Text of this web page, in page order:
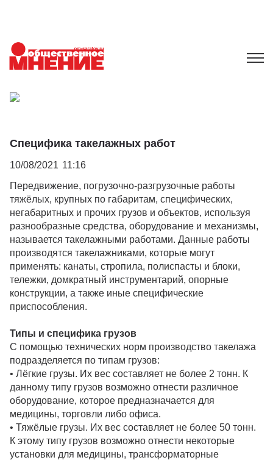
Специфика такелажных работ
10/08/2021 11:16
Передвижение, погрузочно-разгрузочные работы
тяжёлых, крупных по габаритам, специфических,
негабаритных и прочих грузов и объектов, используя
разнообразные средства, оборудование и механизмы,
называется такелажными работами. Данные работы
производятся такелажниками, которые могут
применять: канаты, стропила, полиспасты и блоки,
тележки, домкратный инструментарий, опорные
конструкции, а также иные специфические
приспособления.
Типы и специфика грузов
С помощью технических норм производство такелажа
подразделяется по типам грузов:
• Лёгкие грузы. Их вес составляет не более 2 тонн. К
данному типу грузов возможно отнести различное
оборудование, которое предназначается для
медицины, торговли либо офиса.
• Тяжёлые грузы. Их вес составляет не более 50 тонн.
К этому типу грузов возможно отнести некоторые
установки для медицины, трансформаторные